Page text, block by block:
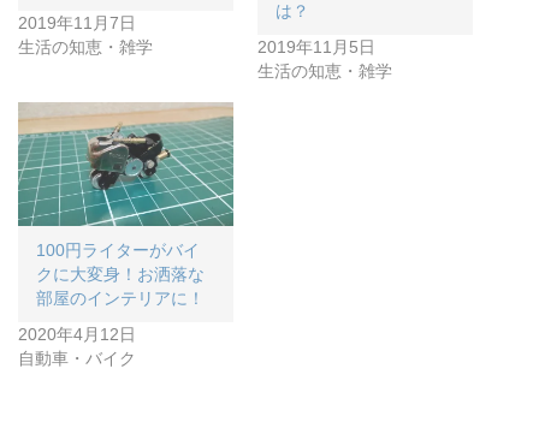
2019年11月7日
生活の知恵・雑学
は？
2019年11月5日
生活の知恵・雑学
100円ライターがバイ
クに大変身！お洒落な
部屋のインテリアに！
2020年4月12日
自動車・バイク